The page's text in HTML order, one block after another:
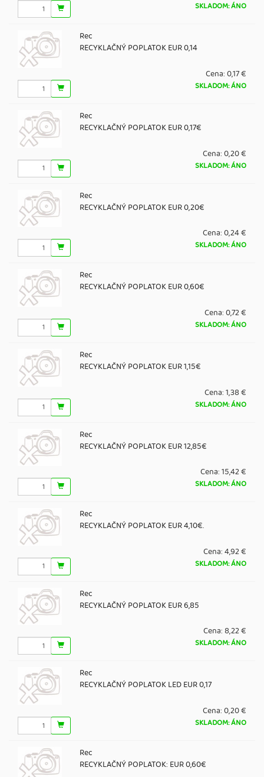
SKLADOM: ÁNO
Rec
RECYKLAČNÝ POPLATOK EUR 0,14
Cena:0,17 €
SKLADOM: ÁNO
Rec
RECYKLAČNÝ POPLATOK EUR 0,17€
Cena:0,20 €
SKLADOM: ÁNO
Rec
RECYKLAČNÝ POPLATOK EUR 0,20€
Cena:0,24 €
SKLADOM: ÁNO
Rec
RECYKLAČNÝ POPLATOK EUR 0,60€
Cena:0,72 €
SKLADOM: ÁNO
Rec
RECYKLAČNÝ POPLATOK EUR 1,15€
Cena:1,38 €
SKLADOM: ÁNO
Rec
RECYKLAČNÝ POPLATOK EUR 12,85€
Cena:15,42 €
SKLADOM: ÁNO
Rec
RECYKLAČNÝ POPLATOK EUR 4,10€.
Cena:4,92 €
SKLADOM: ÁNO
Rec
RECYKLAČNÝ POPLATOK EUR 6,85
Cena:8,22 €
SKLADOM: ÁNO
Rec
RECYKLAČNÝ POPLATOK LED EUR 0,17
Cena:0,20 €
SKLADOM: ÁNO
Rec
RECYKLAČNÝ POPLATOK: EUR 0,60€